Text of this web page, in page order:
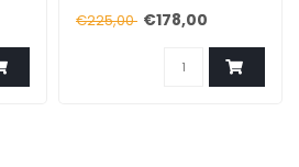
€225,00 €178,00